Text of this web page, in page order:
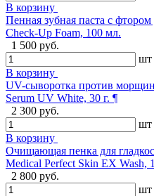
В корзину
Пенная зубная паста с
Check-Up Foam, 100 мл.
1 500 руб.
шт
В корзину
UV-сыворотка против
Serum UV White, 30 г. ¶
2 300 руб.
шт
В корзину
Очищающая пенка для
Medical Perfect Skin EX Wash,
2 800 руб.
шт